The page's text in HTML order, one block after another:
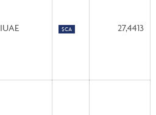
IUAE $CA 27,4413